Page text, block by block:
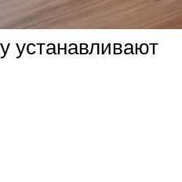
устанавливают